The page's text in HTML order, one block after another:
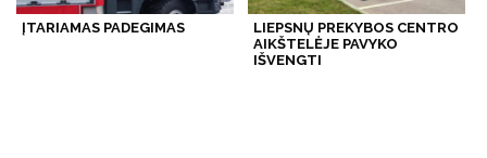
ĮTARIAMAS PADEGIMAS
LIEPSNŲ PREKYBOS CENTRO
AIKŠTELĖJE PAVYKO
IŠVENGTI